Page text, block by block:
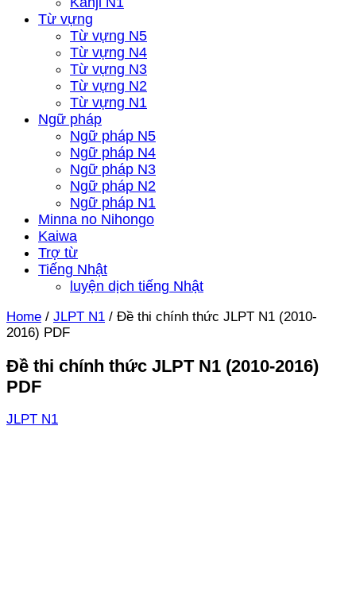
Từ vựng
Từ vựng N5
Từ vựng N4
Từ vựng N3
Từ vựng N2
Từ vựng N1
Ngữ pháp
Ngữ pháp N5
Ngữ pháp N4
Ngữ pháp N3
Ngữ pháp N2
Ngữ pháp N1
Minna no Nihongo
Kaiwa
Trợ từ
Tiếng Nhật
luyện dịch tiếng Nhật
Home / JLPT N1 / Đề thi chính thức JLPT N1 (2010-
2016) PDF
Đề thi chính thức JLPT N1 (2010-2016)
PDF
JLPT N1